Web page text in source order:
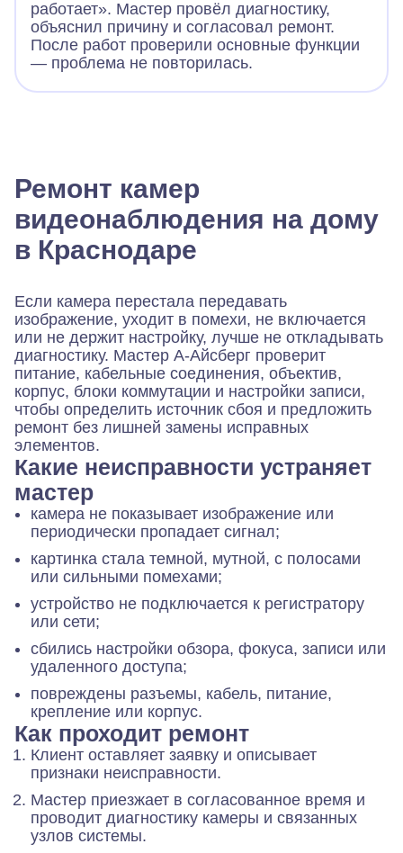
работает». Мастер провёл диагностику,
объяснил причину и согласовал ремонт.
После работ проверили основные функции
— проблема не повторилась.
Ремонт камер
видеонаблюдения на дому
в Краснодаре
Если камера перестала передавать
изображение, уходит в помехи, не включается
или не держит настройку, лучше не откладывать
диагностику. Мастер А-Айсберг проверит
питание, кабельные соединения, объектив,
корпус, блоки коммутации и настройки записи,
чтобы определить источник сбоя и предложить
ремонт без лишней замены исправных
элементов.
Какие неисправности устраняет
мастер
камера не показывает изображение или
периодически пропадает сигнал;
картинка стала темной, мутной, с полосами
или сильными помехами;
устройство не подключается к регистратору
или сети;
сбились настройки обзора, фокуса, записи или
удаленного доступа;
повреждены разъемы, кабель, питание,
крепление или корпус.
Как проходит ремонт
Клиент оставляет заявку и описывает
признаки неисправности.
Мастер приезжает в согласованное время и
проводит диагностику камеры и связанных
узлов системы.